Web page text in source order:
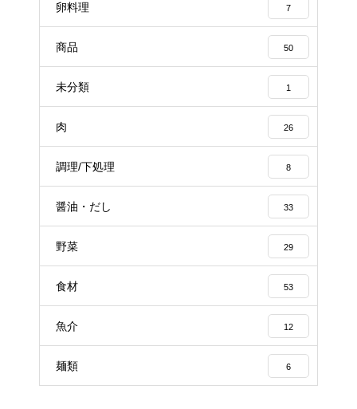
卵料理 7
商品 50
未分類 1
肉 26
調理/下処理 8
醤油・だし 33
野菜 29
食材 53
魚介 12
麺類 6